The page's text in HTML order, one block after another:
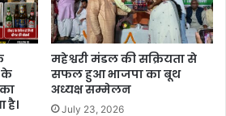
के
महेश्वरी मंडल की सक्रियता से
सफल हुआ भाजपा का बूथ
अध्यक्ष सम्मेलन
July 23, 2026